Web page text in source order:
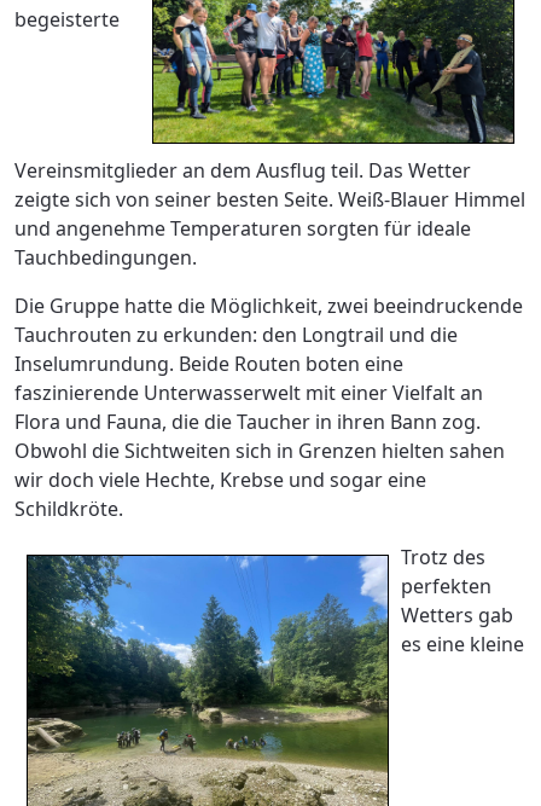
begeisterte
Vereinsmitglieder an dem Ausflug teil. Das Wetter
zeigte sich von seiner besten Seite. Weiß-Blauer Himmel
und angenehme Temperaturen sorgten für ideale
Tauchbedingungen.
Die Gruppe hatte die Möglichkeit, zwei beeindruckende
Tauchrouten zu erkunden: den Longtrail und die
Inselumrundung. Beide Routen boten eine
faszinierende Unterwasserwelt mit einer Vielfalt an
Flora und Fauna, die die Taucher in ihren Bann zog.
Obwohl die Sichtweiten sich in Grenzen hielten sahen
wir doch viele Hechte, Krebse und sogar eine
Schildkröte.
Trotz des
perfekten
Wetters gab
es eine kleine